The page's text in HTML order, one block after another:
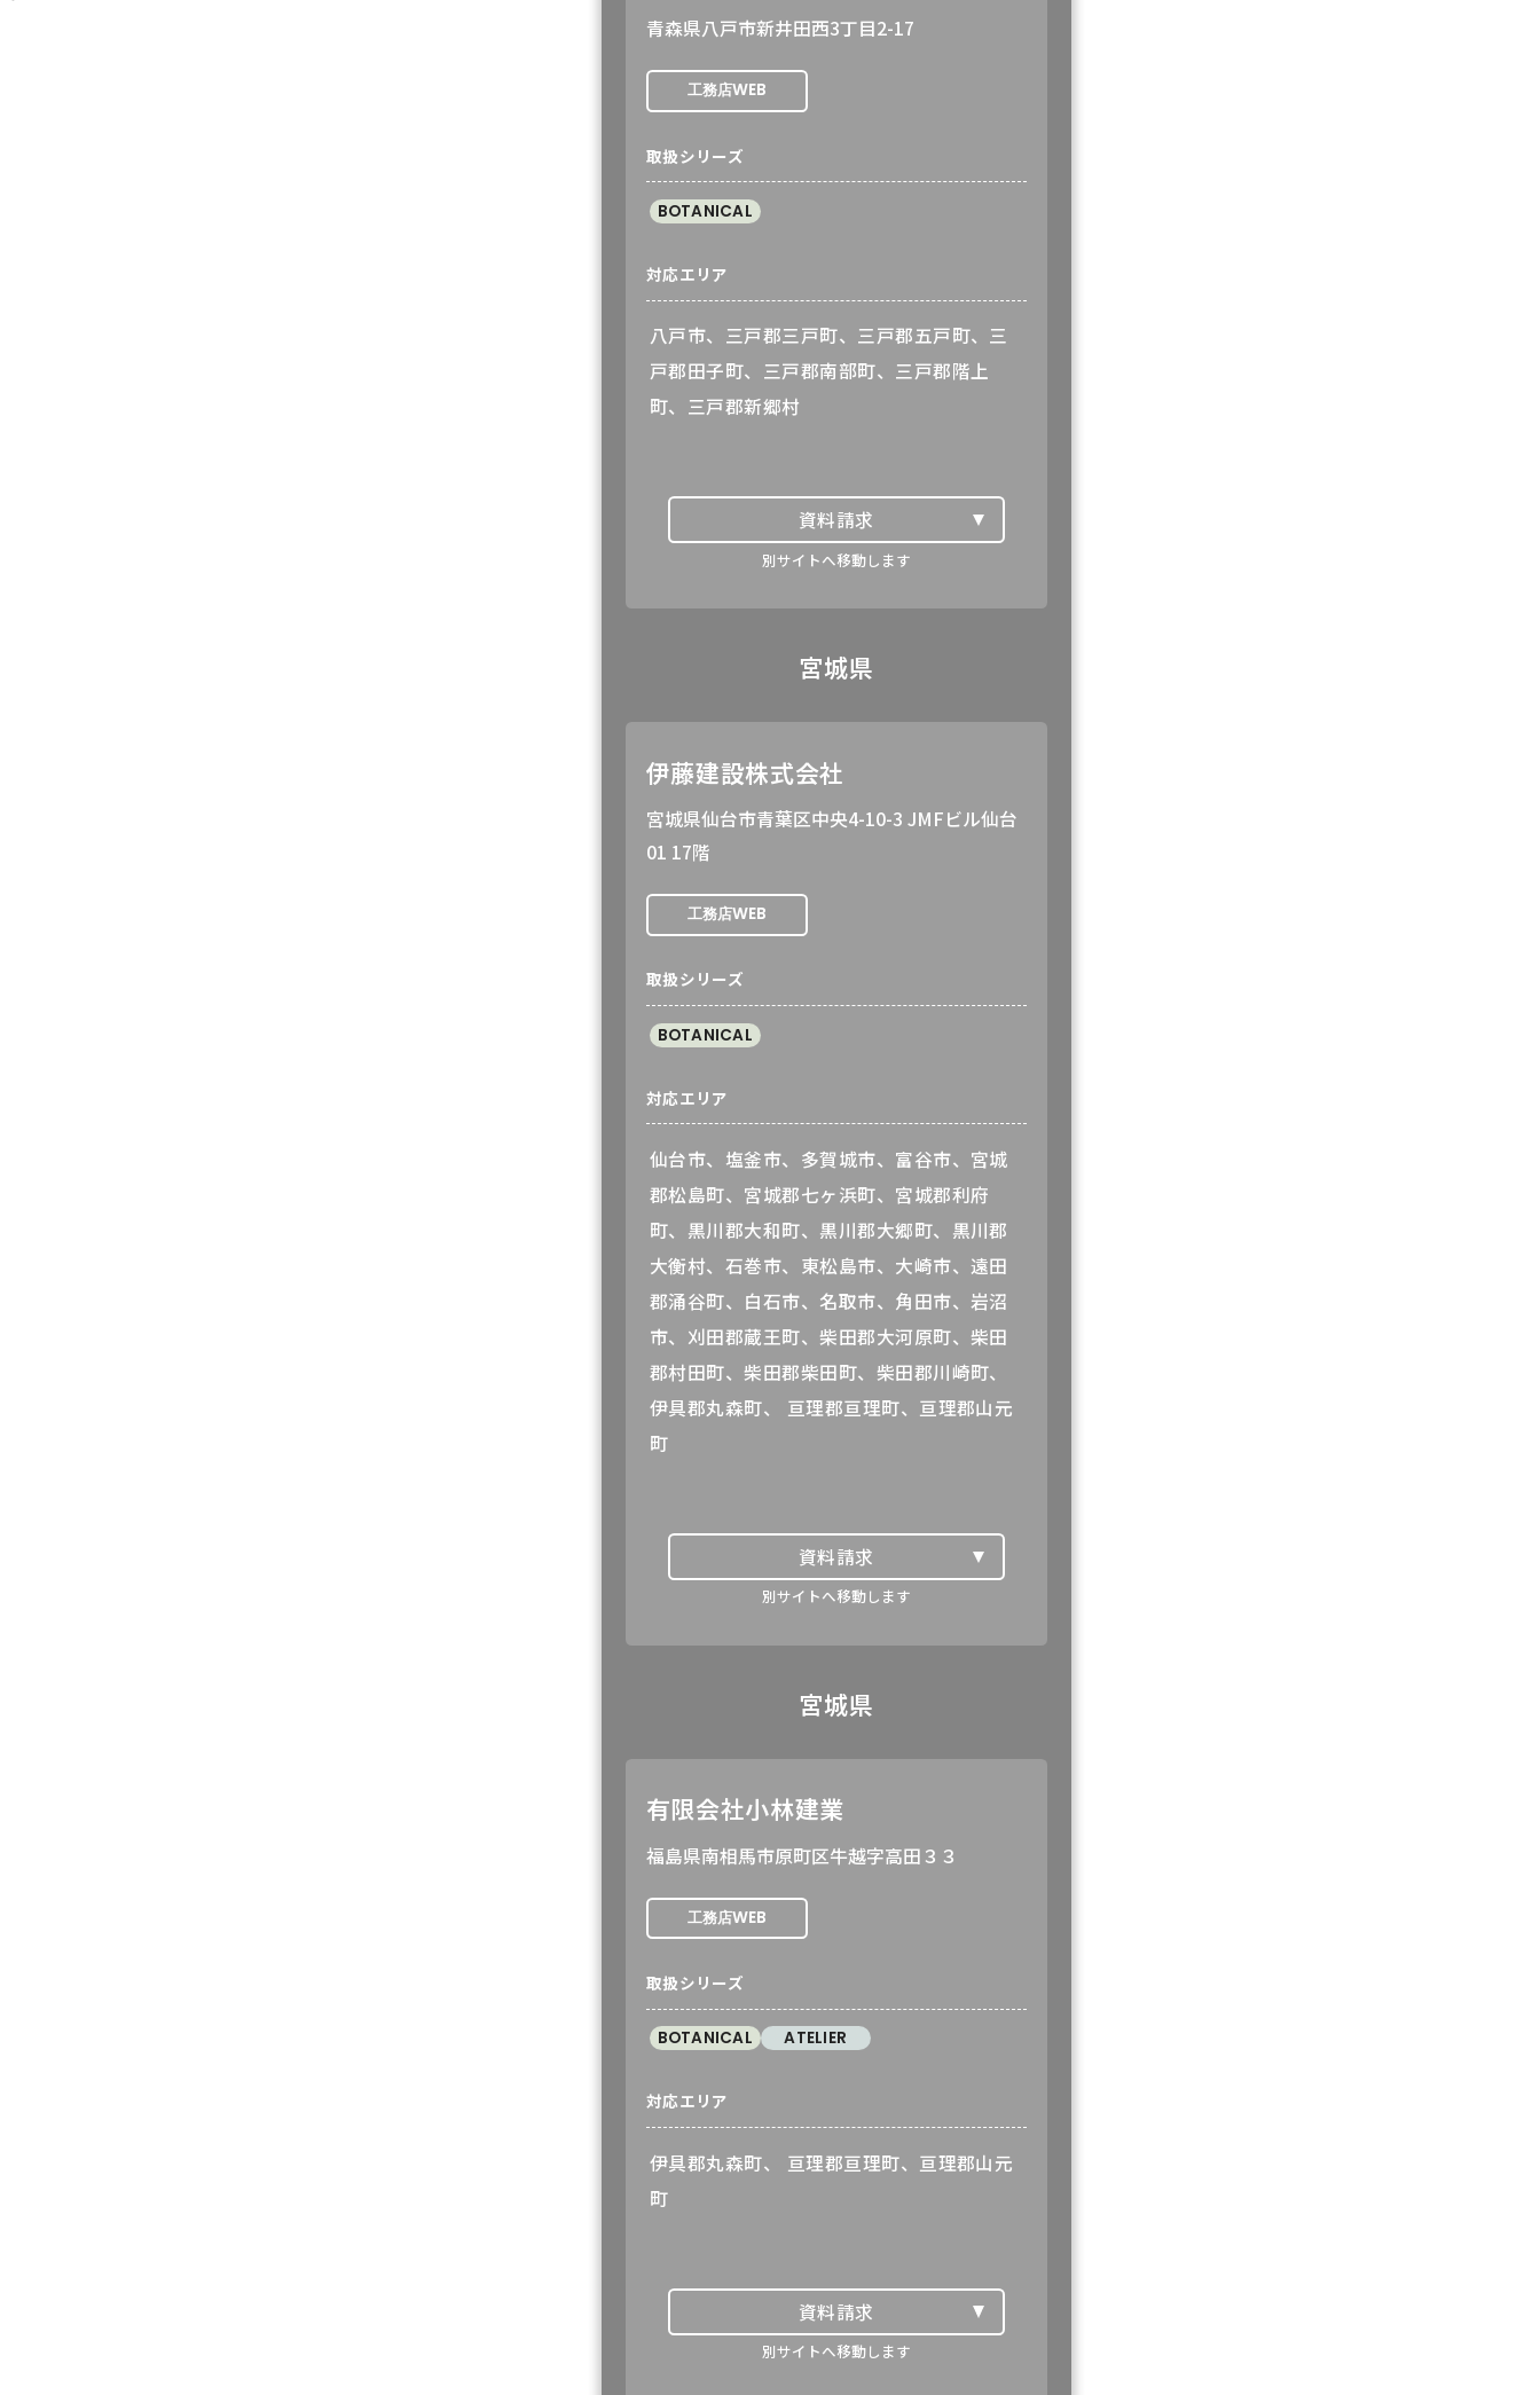
青森県八戸市新井田西3丁目2-17
工務店WEB
取扱シリーズ
BOTANICAL
対応エリア
八戸市、三戸郡三戸町、三戸郡五戸町、三
戸郡田子町、三戸郡南部町、三戸郡階上
町、三戸郡新郷村
資料請求
BOTANICAL
別サイトへ移動します
宮城県
伊藤建設株式会社
宮城県仙台市青葉区中央4-10-3 JMFビル仙台
01 17階
工務店WEB
取扱シリーズ
BOTANICAL
対応エリア
仙台市、塩釜市、多賀城市、富谷市、宮城
郡松島町、宮城郡七ヶ浜町、宮城郡利府
町、黒川郡大和町、黒川郡大郷町、黒川郡
大衡村、石巻市、東松島市、大崎市、遠田
郡涌谷町、白石市、名取市、角田市、岩沼
市、刈田郡蔵王町、柴田郡大河原町、柴田
郡村田町、柴田郡柴田町、柴田郡川崎町、
伊具郡丸森町、 亘理郡亘理町、亘理郡山元
町
資料請求
BOTANICAL
別サイトへ移動します
宮城県
有限会社小林建業
福島県南相馬市原町区牛越字高田３３
工務店WEB
取扱シリーズ
BOTANICAL ATELIER
対応エリア
伊具郡丸森町、 亘理郡亘理町、亘理郡山元
町
資料請求
BOTANICAL
別サイトへ移動します